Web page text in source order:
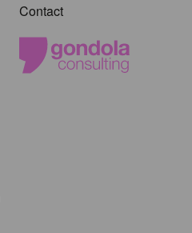
Contact